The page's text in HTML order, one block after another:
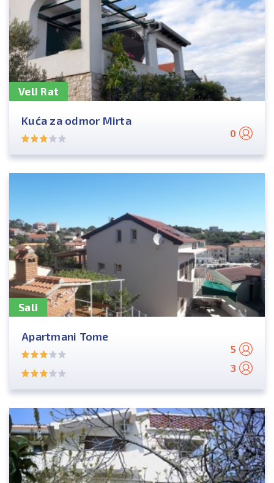
Veli Rat
Kuća za odmor Mirta
0
Sali
Apartmani Tome
5
3